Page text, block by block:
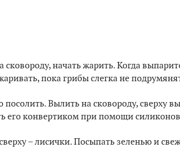
начать жарить. Когда
пока грибы слегка не
Вылить на сковороду, сверху
его конвертиком при помощи
– лисички. Посыпать зеленью и